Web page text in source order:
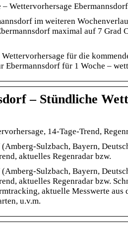
Wettervorhersage
im weiteren
maximal auf 7 Grad
für die
Ebermannsdorf für 1 Woche –
– Stündliche
14-Tage-Trend,
Sulzbach, Bayern,
aktuelles Regenradar bzw.
Sulzbach, Bayern,
aktuelles Regenradar bzw.
aktuelle Messwerte aus
u.v.m.